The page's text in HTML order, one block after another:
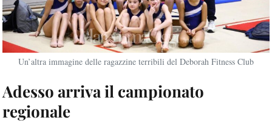
Un’altra immagine delle ragazzine terribili del Deborah Fitness Club
Adesso arriva il campionato
regionale